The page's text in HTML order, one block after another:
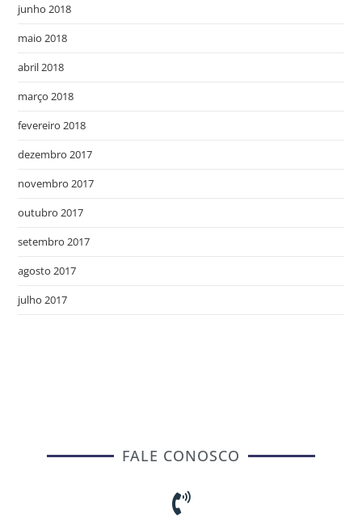
junho 2018
maio 2018
abril 2018
março 2018
fevereiro 2018
dezembro 2017
novembro 2017
outubro 2017
setembro 2017
agosto 2017
julho 2017
FALE CONOSCO